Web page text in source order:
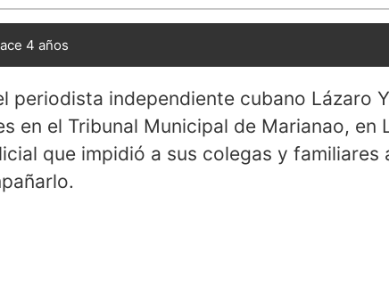
4 años
periodista independiente cubano Lázaro
en el Tribunal Municipal de Marianao, en
que impidió a sus colegas y familiares